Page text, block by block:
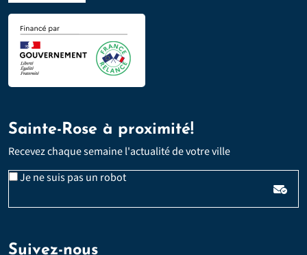
Sainte-Rose à proximité!
Recevez chaque semaine l'actualité de votre ville
Je ne suis pas un robotVeuillez laisser ce champ vide :
Email
Suivez-nous